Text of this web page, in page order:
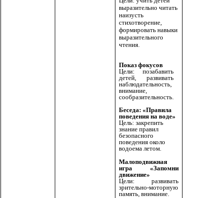
выразительно читать
наизусть
стихотворение,
формировать навыки
выразительного
чтения.
Показ фокусов
Цели: позабавить
детей, развивать
наблюдательность,
внимание,
сообразительность.
Беседа: «Правила
поведения на воде»
Цель: закрепить
знание правил
безопасного
поведения около
водоема летом.
Малоподвижная
игра «Запомни
движение»
Цели: развивать
зрительно-моторную
память, внимание.